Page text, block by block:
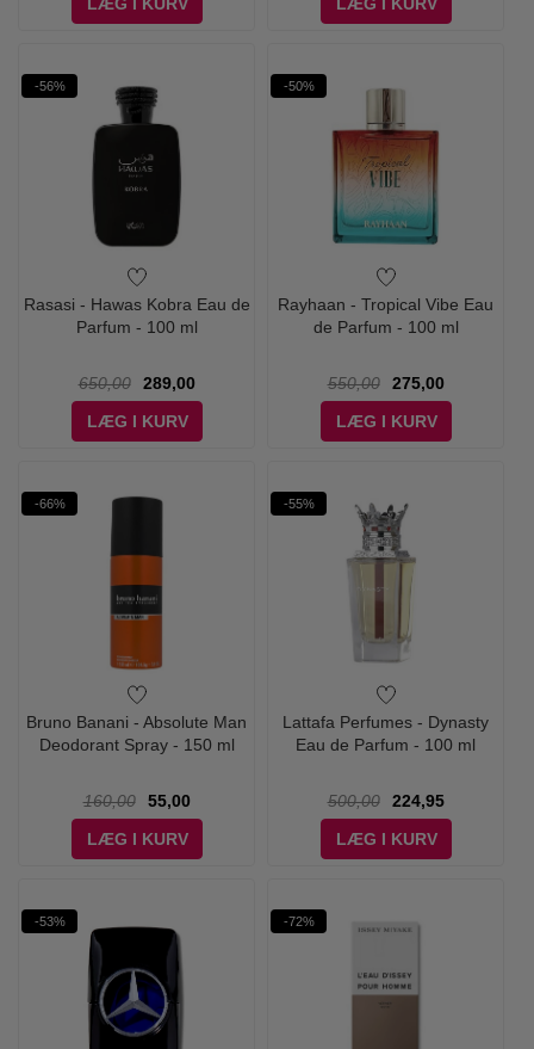
-56%
Rasasi - Hawas Kobra Eau de
Parfum - 100 ml
650,00
289,00
LÆG I KURV
-50%
Rayhaan - Tropical Vibe Eau
de Parfum - 100 ml
550,00
275,00
LÆG I KURV
-66%
Bruno Banani - Absolute Man
Deodorant Spray - 150 ml
160,00
55,00
LÆG I KURV
-55%
Lattafa Perfumes - Dynasty
Eau de Parfum - 100 ml
500,00
224,95
LÆG I KURV
-53% -72%